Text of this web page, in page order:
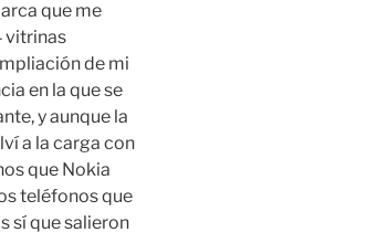
que me
vitrinas
de mi
en la que se
y aunque la
a la carga con
que Nokia
teléfonos que
sí que salieron